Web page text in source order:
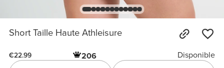
Short Taille Haute Athleisure
€22.99 206
Disponible